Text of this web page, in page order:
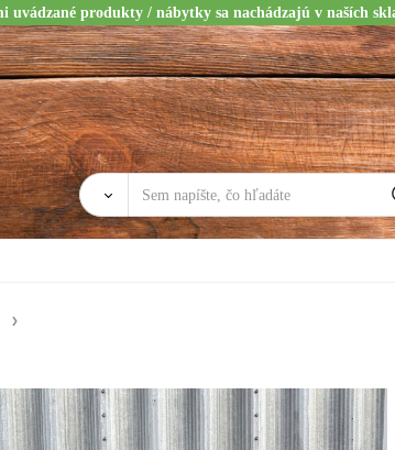
uvádzané produkty / nábytky sa nachádzajú v naších